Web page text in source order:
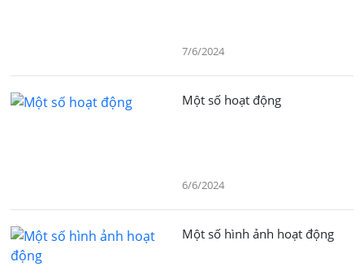
7/6/2024
Một số hoạt động
6/6/2024
Một số hình ảnh hoạt động